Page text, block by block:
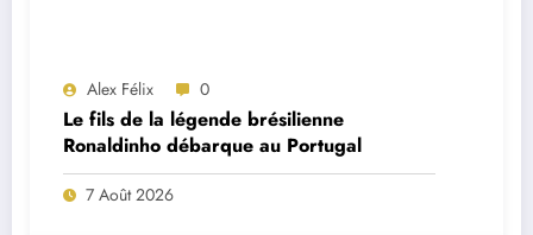
Alex Félix 0
Le fils de la légende brésilienne
Ronaldinho débarque au Portugal
7 Août 2026